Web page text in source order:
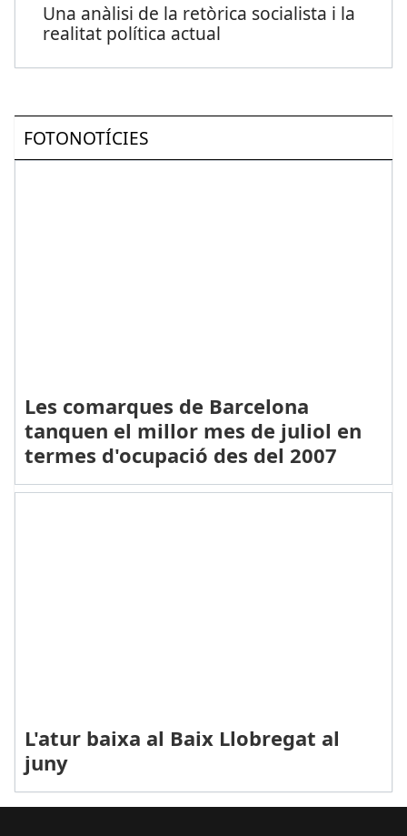
Una anàlisi de la retòrica socialista i la
realitat política actual
FOTONOTÍCIES
Les comarques de Barcelona
tanquen el millor mes de juliol en
termes d'ocupació des del 2007
L'atur baixa al Baix Llobregat al
juny